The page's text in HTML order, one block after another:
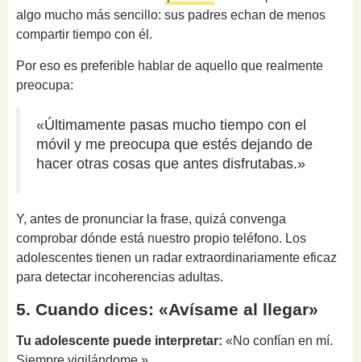
algo mucho más sencillo: sus padres echan de menos
compartir tiempo con él.
Por eso es preferible hablar de aquello que realmente
preocupa:
«Últimamente pasas mucho tiempo con el
móvil y me preocupa que estés dejando de
hacer otras cosas que antes disfrutabas.»
Y, antes de pronunciar la frase, quizá convenga
comprobar dónde está nuestro propio teléfono. Los
adolescentes tienen un radar extraordinariamente eficaz
para detectar incoherencias adultas.
5. Cuando dices: «Avísame al llegar»
Tu adolescente puede interpretar: «No confían en mí.